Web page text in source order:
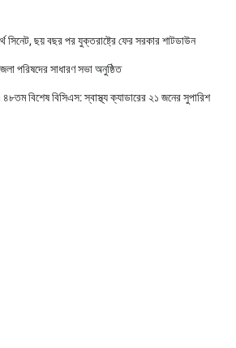
সিনেট, ছয় বছর পর যুক্তরাষ্ট্রে ফের সরকার শাটডাউন
পরিষদের সাধারণ সভা অনুষ্ঠিত
৪৮তম বিশেষ বিসিএস: স্বাস্থ্য ক্যাডারের ২১ জনের সুপারিশ